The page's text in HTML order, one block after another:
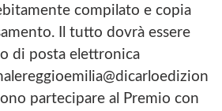
compilato e copia
Il tutto dovrà essere
di posta elettronica
partecipare al Premio con